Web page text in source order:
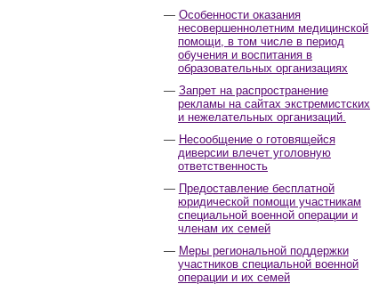
Особенности оказания
несовершеннолетним медицинской
помощи, в том числе в период
обучения и воспитания в
образовательных организациях
Запрет на распространение
рекламы на сайтах экстремистских
и нежелательных организаций.
Несообщение о готовящейся
диверсии влечет уголовную
ответственность
Предоставление бесплатной
юридической помощи участникам
специальной военной операции и
членам их семей
Меры региональной поддержки
участников специальной военной
операции и их семей